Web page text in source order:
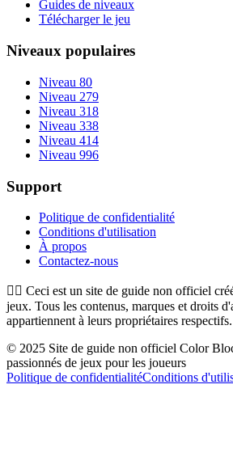
Guides de niveaux
Télécharger le jeu
Niveaux populaires
Niveau 80
Niveau 279
Niveau 318
Niveau 338
Niveau 414
Niveau 996
Support
Politique de confidentialité
Conditions d'utilisation
À propos
Contactez-nous
👉🏻 Ceci est un site de guide non officiel
jeux. Tous les contenus, marques et droits
appartiennent à leurs propriétaires respectifs.
© 2025 Site de guide non officiel Color
passionnés de jeux pour les joueurs
Politique de confidentialitéConditions